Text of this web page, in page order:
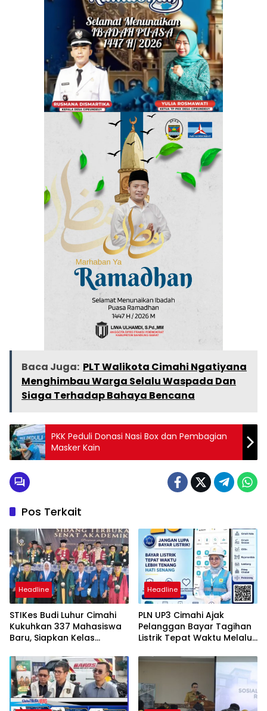
Baca Juga: PLT Walikota Cimahi Ngatiyana
Menghimbau Warga Selalu Waspada Dan
Siaga Terhadap Bahaya Bencana
PKK Peduli Donasi Nasi Box dan Pembagian
Masker Kain
Pos Terkait
Headline
STIKes Budi Luhur Cimahi
Kukuhkan 337 Mahasiswa
Baru, Siapkan Kelas
Student Exchange ke
Filipina
Headline
PLN UP3 Cimahi Ajak
Pelanggan Bayar Tagihan
Listrik Tepat Waktu Melalui